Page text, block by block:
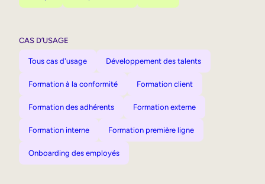
CAS D’USAGE
Tous cas d'usage Développement des talents
Formation à la conformité Formation client
Formation des adhérents Formation externe
Formation interne Formation première ligne
Onboarding des employés